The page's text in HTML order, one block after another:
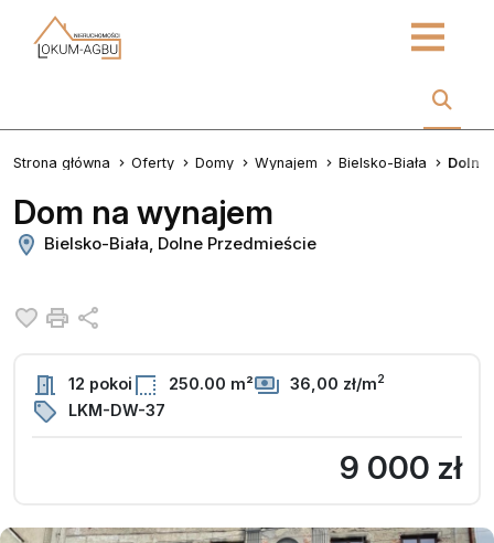
Strona główna Oferty Domy Wynajem Bielsko-Biała Dolne
Dom na wynajem
Bielsko-Biała, Dolne Przedmieście
Dodaj do ulubionych
Drukuj
12 pokoi 250.00 m² 36,00 zł/m2
LKM-DW-37
9 000 zł